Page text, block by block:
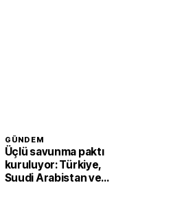
GÜNDEM
Üçlü savunma paktı
kuruluyor: Türkiye,
Suudi Arabistan ve